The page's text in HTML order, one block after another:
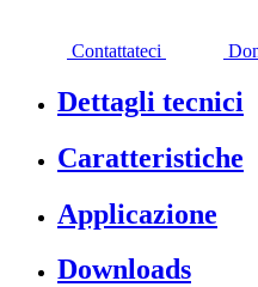
Contattateci
Dettagli tecnici
Caratteristiche
Applicazione
Downloads